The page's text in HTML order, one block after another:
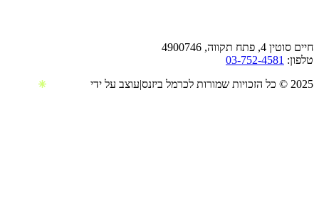
03-752-
|עוצב על ידי